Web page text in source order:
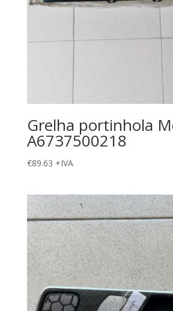
Grelha portinhola
A6737500218
€89.63 +IVA